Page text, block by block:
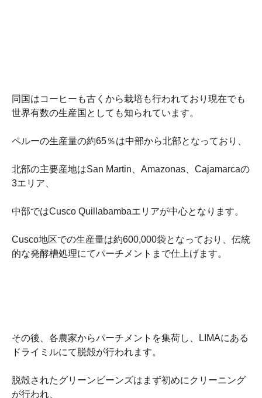
同国はコーヒーも古くから栽培も行われており現在でも
世界有数の生産国としても知られています。
ペルーの生産量の約65％は中部から北部となっており、
北部の主要産地はSan Martin、Amazonas、Cajamarcaの
3エリア、
中部ではCusco Quillabambaエリアが中心となります。
Cusco地区での生産量は約600,000袋となっており、伝統
的な発酵槽処理にてパーチメントまで仕上げます。
その後、各農家からパーチメントを集荷し、LIMAにある
ドライミルにて脱殻が行われます。
脱殻されたグリーンビーンズはまず初めにクリーニング
が行われ、